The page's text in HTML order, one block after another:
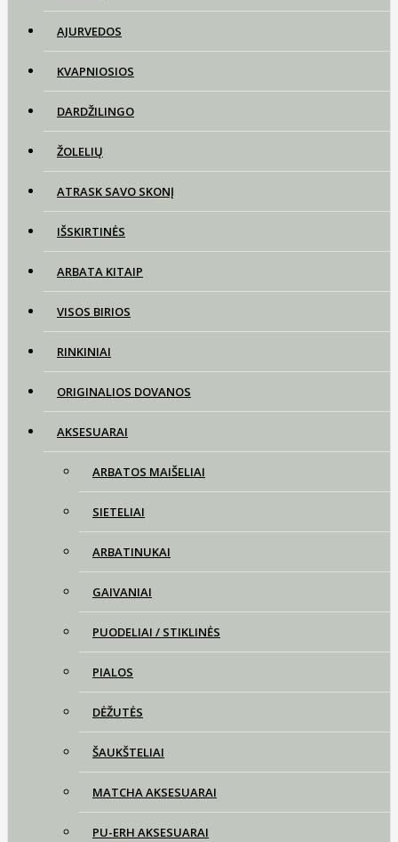
AJURVEDOS
KVAPNIOSIOS
DARDŽILINGO
ŽOLELIŲ
ATRASK SAVO SKONĮ
IŠSKIRTINĖS
ARBATA KITAIP
VISOS BIRIOS
RINKINIAI
ORIGINALIOS DOVANOS
AKSESUARAI
ARBATOS MAIŠELIAI
SIETELIAI
ARBATINUKAI
GAIVANIAI
PUODELIAI / STIKLINĖS
PIALOS
DĖŽUTĖS
ŠAUKŠTELIAI
MATCHA AKSESUARAI
PU-ERH AKSESUARAI